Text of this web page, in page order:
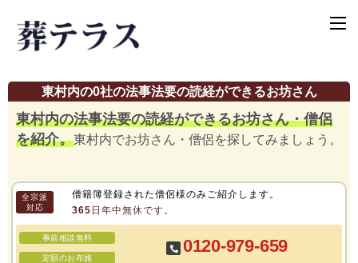
東村内の0社の法事法要の読経ができるお坊さん
東村内の法事法要の読経ができるお坊さん・僧侶
を紹介。東村内でお坊さん・僧侶を探してみましょう。
全宗派
対応
僧籍簿登録された僧侶様のみご紹介します。
365日年中無休です。
事前相談無料
定額のお布施
0120-979-659